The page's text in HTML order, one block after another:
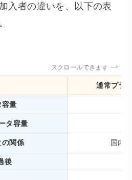
入者の違いを、以下の表
スクロールできます
通常プラ
容量
タ容量
の関係 国内
後